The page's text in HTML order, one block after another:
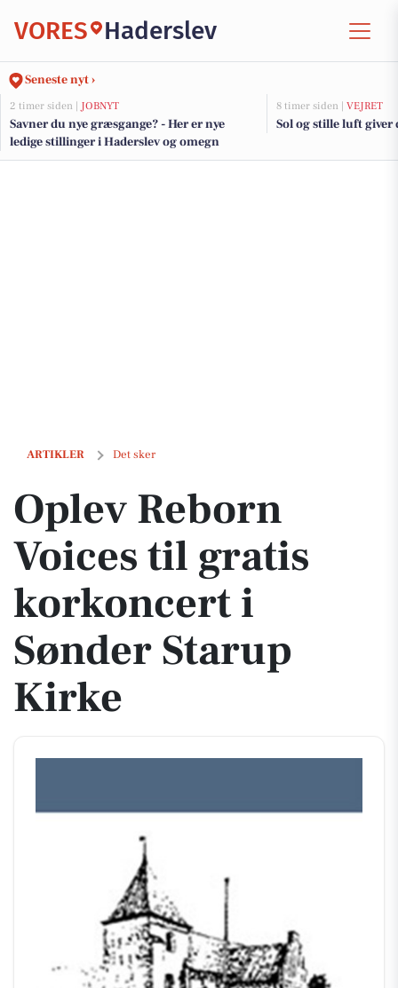
VORES Haderslev
Seneste nyt ›
2 timer siden | JOBNYT
Savner du nye græsgange? - Her er nye
ledige stillinger i Haderslev og omegn
8 timer siden | VEJRET
Sol og stille luft giver
ARTIKLER Det sker
Oplev Reborn Voices til gratis korkoncert i Sønder Starup Kirke
Oplev Reborn
Voices til gratis
korkoncert i
Sønder Starup
Kirke